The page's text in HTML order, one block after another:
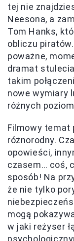
tej nie
Neesona, a
Tom Hanks,
obliczu
poważne,
dramat
takim
nowe wymiary
różnych
Filmowy temat
różnorodny.
opowieści,
czasem… coś,
sposób! Na
że nie tylko
mogą
w jaki reżyser